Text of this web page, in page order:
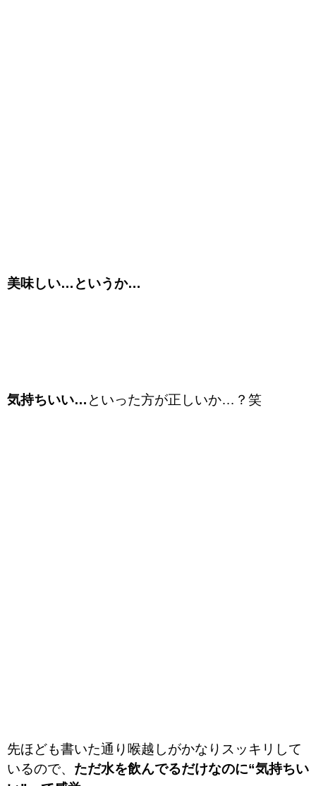
美味しい…というか…
気持ちいい… といった方が正しいか…？笑
先ほども書いた通り喉越しがかなりスッキリして
いるので、 ただ水を飲んでるだけなのに“気持ちい